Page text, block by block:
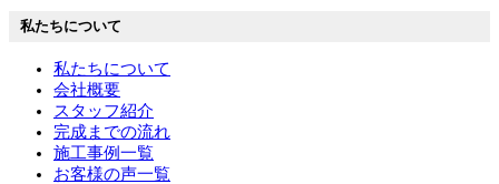
私たちについて
私たちについて
会社概要
スタッフ紹介
完成までの流れ
施工事例一覧
お客様の声一覧